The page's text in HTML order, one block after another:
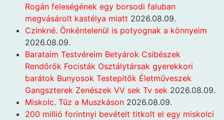
Rogán feleségének egy borsodi faluban
megvásárolt kastélya miatt 2026.08.09.
Czinkné. Önkéntelenül is potyognak a könnyeim
2026.08.09.
Barataim Testvéreim Betyárok Csibészek
Rendőrök Focisták Osztálytársak gyerekkori
barátok Bunyosok Testepitők Életműveszek
Gangszterek Zenészek VV sek Tv sek 2026.08.09.
Miskolc. Tűz a Muszkáson 2026.08.09.
200 millió forintnyi bevételt titkolt el egy miskolci